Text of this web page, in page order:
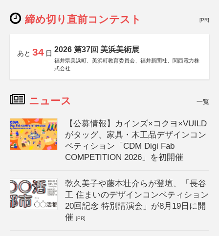
締め切り直前コンテスト [PR]
あと 34 日 2026 第37回 美浜美術展
福井県美浜町、美浜町教育委員会、福井新聞社、関西電力株
式会社
ニュース 一覧
【公募情報】カインズ×コクヨ×VUILD
がタッグ、家具・木工品デザインコン
ペティション「CDM Digi Fab
COMPETITION 2026」を初開催
乾久美子や藤本壮介らが登壇、「長谷
工 住まいのデザインコンペティション
20回記念 特別講演会」が8月19日に開
催[PR]